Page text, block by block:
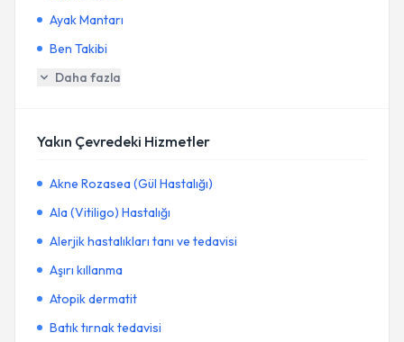
Ayak Mantarı
Ben Takibi
Daha fazla
Yakın Çevredeki Hizmetler
Akne Rozasea (Gül Hastalığı)
Ala (Vitiligo) Hastalığı
Alerjik hastalıkları tanı ve tedavisi
Aşırı kıllanma
Atopik dermatit
Batık tırnak tedavisi